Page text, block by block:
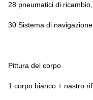
28 pneumatici di
30 Sistema di
Pittura del corpo
1 corpo bianco + nastro